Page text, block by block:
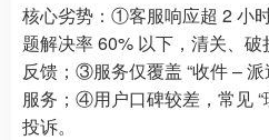
核心劣势：①客服响应超 2 小
题解决率 60% 以下，清关、
反馈；③服务仅覆盖 “收件 –
服务；④用户口碑较差，常见 “
投诉。